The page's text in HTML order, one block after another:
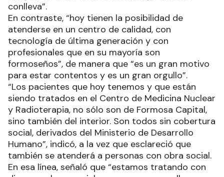
conlleva”.
En contraste, “hoy tienen la posibilidad de
atenderse en un centro de calidad, con
tecnología de última generación y con
profesionales que en su mayoría son
formoseños”, de manera que “es un gran motivo
para estar contentos y es un gran orgullo”.
“Los pacientes que hoy tenemos y que están
siendo tratados en el Centro de Medicina Nuclear
y Radioterapia, no sólo son de Formosa Capital,
sino también del interior. Son todos sin cobertura
social, derivados del Ministerio de Desarrollo
Humano”, indicó, a la vez que esclareció que
también se atenderá a personas con obra social.
En esa línea, señaló que “estamos tratando con